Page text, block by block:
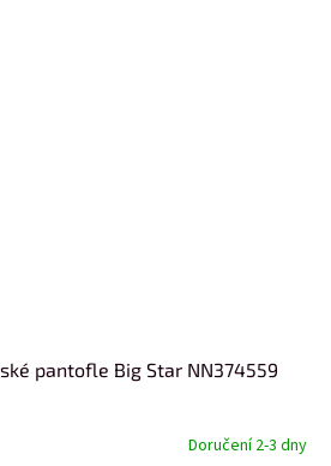
pantofle Big Star NN374559
Doručení 2-3 dny